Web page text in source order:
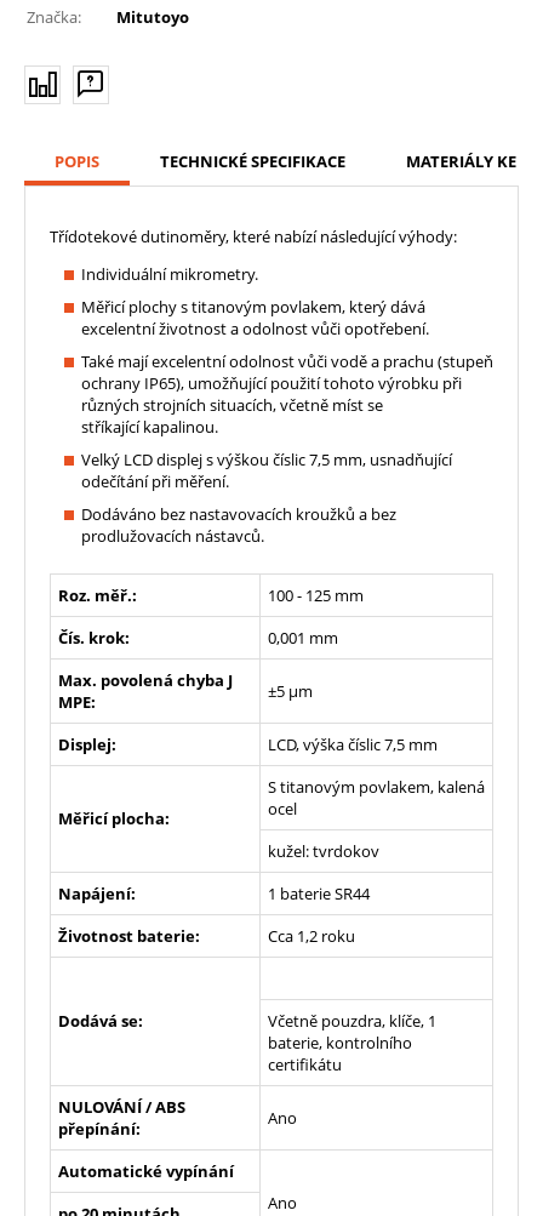
Značka:
Mitutoyo
POPIS TECHNICKÉ SPECIFIKACE MATERIÁLY KE
Třídotekové dutinoměry, které nabízí následující výhody:
Individuální mikrometry.
Měřicí plochy s titanovým povlakem, který dává
excelentní životnost a odolnost vůči opotřebení.
Také mají excelentní odolnost vůči vodě a prachu (stupeň
ochrany IP65), umožňující použití tohoto výrobku při
různých strojních situacích, včetně míst se
stříkající kapalinou.
Velký LCD displej s výškou číslic 7,5 mm, usnadňující
odečítání při měření.
Dodáváno bez nastavovacích kroužků a bez
prodlužovacích nástavců.
Roz. měř.:
100 - 125 mm
Čís. krok:
0,001 mm
Max. povolená chyba J
MPE:
±5 µm
Displej: LCD, výška číslic 7,5 mm
Měřicí plocha:
S titanovým povlakem, kalená
ocel
kužel: tvrdokov
Napájení:
1 baterie SR44
Životnost baterie:
Cca 1,2 roku
Dodává se:
Včetně pouzdra, klíče, 1
baterie, kontrolního
certifikátu
NULOVÁNÍ / ABS
přepínání:
Ano
Automatické vypínání
Ano